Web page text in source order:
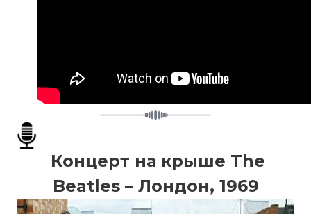
Концерт на крыше The
Beatles – Лондон, 1969